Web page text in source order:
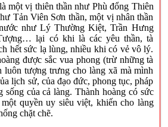
một vị thiên thần như Phù đổng Thiên
Tản Viên Sơn thần, một vị nhân thần
như Lý Thường Kiệt, Trần Hưng
lại có khi là các yêu thần, tà
hết sức lạ lùng, nhiều khi có vẻ vô lý.
được sắc vua phong (trừ những tà
tượng trưng cho làng xã mà mình
lịch sử, của đạo đức, phong tục, pháp
sống của cả làng. Thành hoàng có sức
quyền uy siêu việt, khiến cho làng
chặt chẽ.